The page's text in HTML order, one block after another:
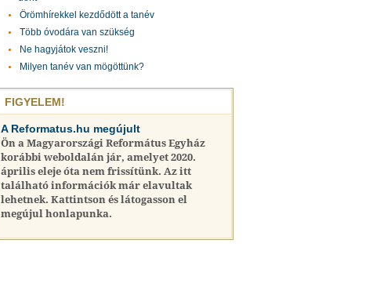
Örömhírekkel kezdődött a tanév
Több óvodára van szükség
Ne hagyjátok veszni!
Milyen tanév van mögöttünk?
FIGYELEM!
A Reformatus.hu megújult
Ön a Magyarországi Református Egyház
korábbi weboldalán jár, amelyet 2020.
április eleje óta nem frissítünk. Az itt
található információk már elavultak
lehetnek. Kattintson és látogasson el
megújul honlapunka.